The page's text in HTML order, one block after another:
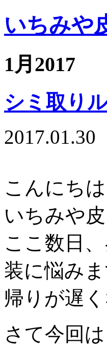
いちみや
1月2017
シミ取り
2017.01.30
こんにちは
いちみや
ここ数日
装に悩みま
帰りが遅
さて今回